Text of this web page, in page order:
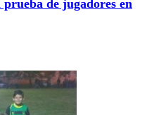
de jugadores en